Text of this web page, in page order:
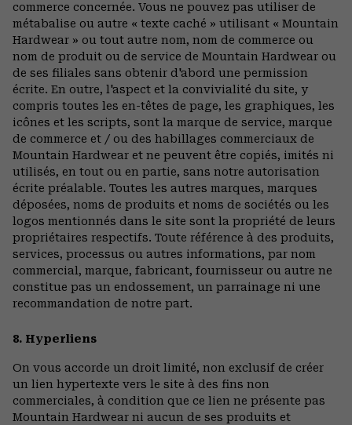
commerce concernée. Vous ne pouvez pas utiliser de
métabalise ou autre « texte caché » utilisant « Mountain
Hardwear » ou tout autre nom, nom de commerce ou
nom de produit ou de service de Mountain Hardwear ou
de ses filiales sans obtenir d'abord une permission
écrite. En outre, l'aspect et la convivialité du site, y
compris toutes les en-têtes de page, les graphiques, les
icônes et les scripts, sont la marque de service, marque
de commerce et / ou des habillages commerciaux de
Mountain Hardwear et ne peuvent être copiés, imités ni
utilisés, en tout ou en partie, sans notre autorisation
écrite préalable. Toutes les autres marques, marques
déposées, noms de produits et noms de sociétés ou les
logos mentionnés dans le site sont la propriété de leurs
propriétaires respectifs. Toute référence à des produits,
services, processus ou autres informations, par nom
commercial, marque, fabricant, fournisseur ou autre ne
constitue pas un endossement, un parrainage ni une
recommandation de notre part.
8. Hyperliens
On vous accorde un droit limité, non exclusif de créer
un lien hypertexte vers le site à des fins non
commerciales, à condition que ce lien ne présente pas
Mountain Hardwear ni aucun de ses produits et